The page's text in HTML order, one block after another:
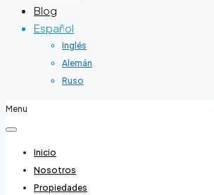
Blog
Español
Inglés
Alemán
Ruso
Menu
Inicio
Nosotros
Propiedades